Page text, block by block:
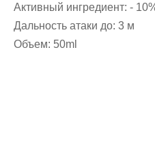
Активный ингредиент: -
Дальность атаки до: 3 м
Объем: 50ml